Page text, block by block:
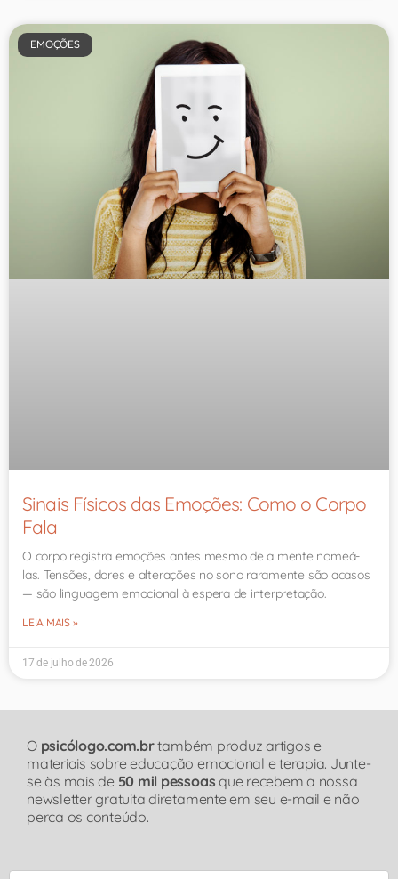
EMOÇÕES
Sinais Físicos das Emoções: Como o Corpo
Fala
O corpo registra emoções antes mesmo de a mente nomeá-
las. Tensões, dores e alterações no sono raramente são acasos
— são linguagem emocional à espera de interpretação.
LEIA MAIS »
17 de julho de 2026
O psicólogo.com.brtambém produz artigos e
materiais sobre educação emocional e terapia. Junte-
se às mais de 50 mil pessoas que recebem a nossa
newsletter gratuita diretamente em seu e-mail e não
perca os conteúdo.